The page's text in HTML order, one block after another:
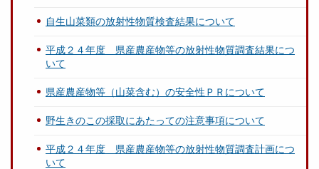
自生山菜類の放射性物質検査結果について
平成２４年度 県産農産物等の放射性物質調査結果につ
いて
県産農産物等（山菜含む）の安全性ＰＲについて
野生きのこの採取にあたっての注意事項について
平成２４年度 県産農産物等の放射性物質調査計画につ
いて